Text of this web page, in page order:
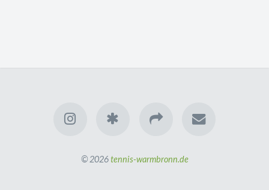
© 2026tennis-warmbronn.de